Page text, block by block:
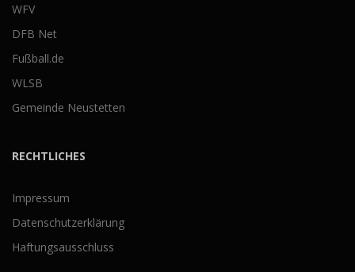
WFV
DFB Net
Fußball.de
WLSB
Gemeinde Neustetten
RECHTLICHES
Impressum
Datenschutzerklärung
Haftungsausschluss